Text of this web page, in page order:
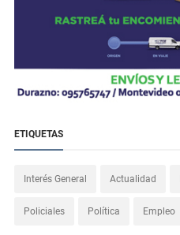
ETIQUETAS
Interés General Actualidad
Policiales Política Empleo